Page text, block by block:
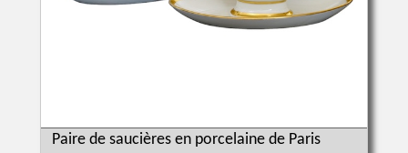
Paire de saucières en porcelaine de Paris